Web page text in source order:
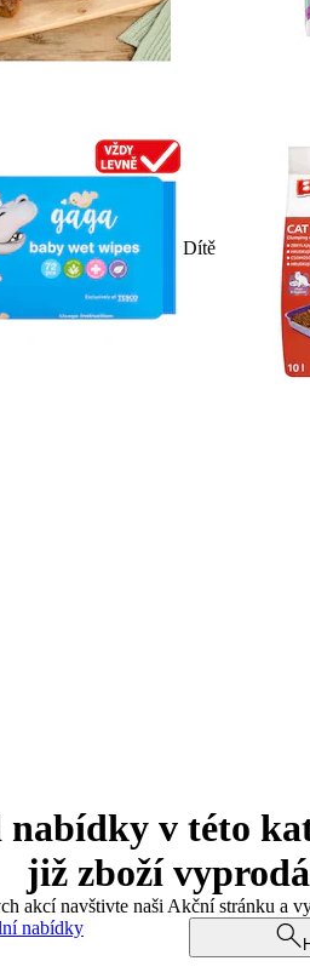
Dítě
nabídky v této
již zboží
akcí navštivte naši Akční stránku a
nabídky